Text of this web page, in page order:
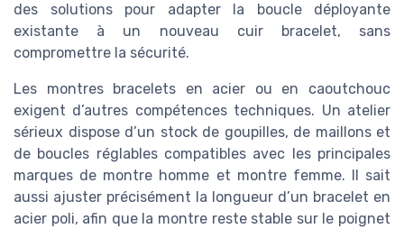
des solutions pour adapter la boucle déployante
existante à un nouveau cuir bracelet, sans
compromettre la sécurité.
Les montres bracelets en acier ou en caoutchouc
exigent d’autres compétences techniques. Un atelier
sérieux dispose d’un stock de goupilles, de maillons et
de boucles réglables compatibles avec les principales
marques de montre homme et montre femme. Il sait
aussi ajuster précisément la longueur d’un bracelet en
acier poli, afin que la montre reste stable sur le poignet